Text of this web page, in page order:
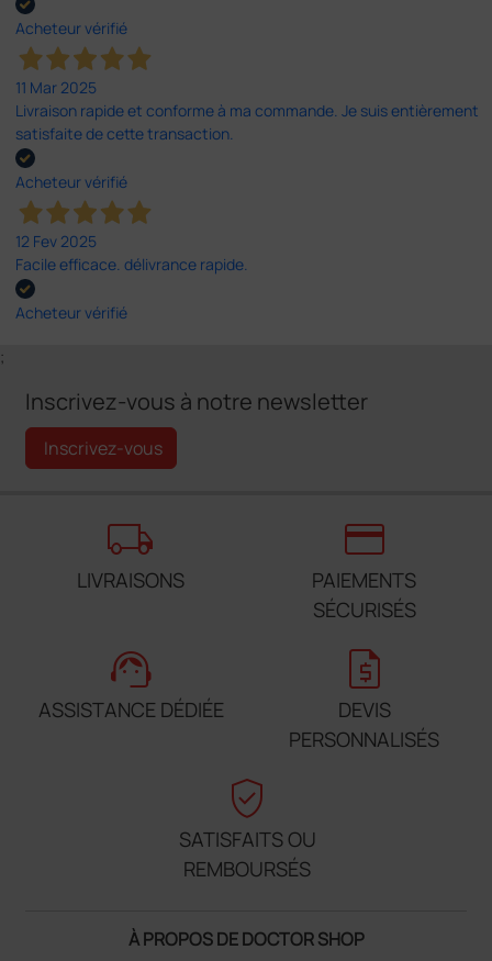
Acheteur vérifié
11 Mar 2025
Livraison rapide et conforme à ma commande. Je suis entièrement
satisfaite de cette transaction.
Acheteur vérifié
12 Fev 2025
Facile efficace. délivrance rapide.
Acheteur vérifié
;
Inscrivez-vous à notre newsletter
Inscrivez-vous
local_shipping
LIVRAISONS
credit_card
PAIEMENTS
SÉCURISÉS
support_agent
ASSISTANCE DÉDIÉE
request_quote
DEVIS
PERSONNALISÉS
verified_user
SATISFAITS OU
REMBOURSÉS
À PROPOS DE DOCTOR SHOP